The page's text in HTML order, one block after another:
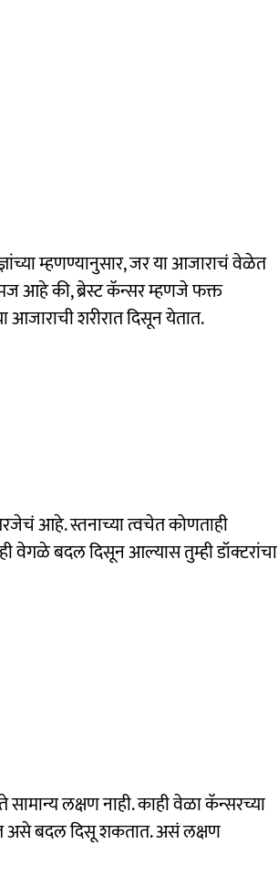
म्हणण्यानुसार, जर या आजाराचं वेळेत
आहे की, ब्रेस्ट कॅन्सर म्हणजे फक्त
आजाराची शरीरात दिसून येतात.
आहे. स्तनाच्या त्वचेत कोणताही
वेगळे बदल दिसून आल्यास तुम्ही डॉक्टरांचा
लक्षण नाही. काही वेळा कॅन्सरच्या
असे बदल दिसू शकतात. असं लक्षण